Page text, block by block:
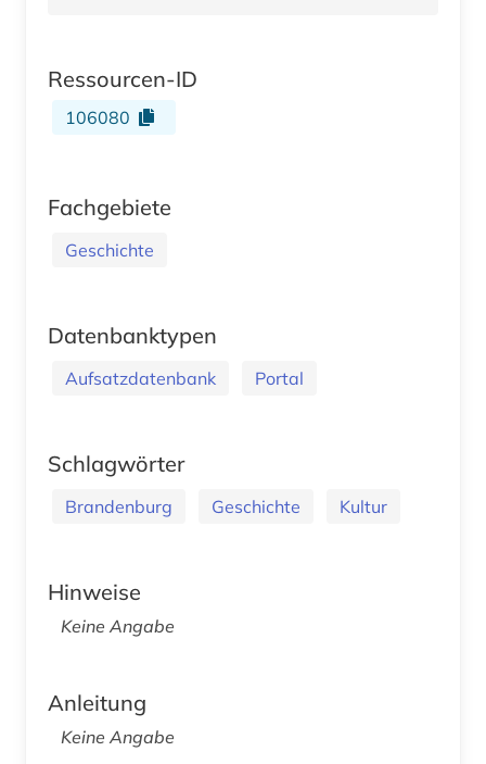
Ressourcen-ID
106080
Fachgebiete
Geschichte
Datenbanktypen
Aufsatzdatenbank Portal
Schlagwörter
Brandenburg Geschichte Kultur
Hinweise
Keine Angabe
Anleitung
Keine Angabe